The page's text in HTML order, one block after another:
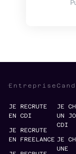
Entreprise
JE RECRUTE
EN CDI
JE RECRUTE
EN FREELANCE
JE
UN
CDI
JE
UNE